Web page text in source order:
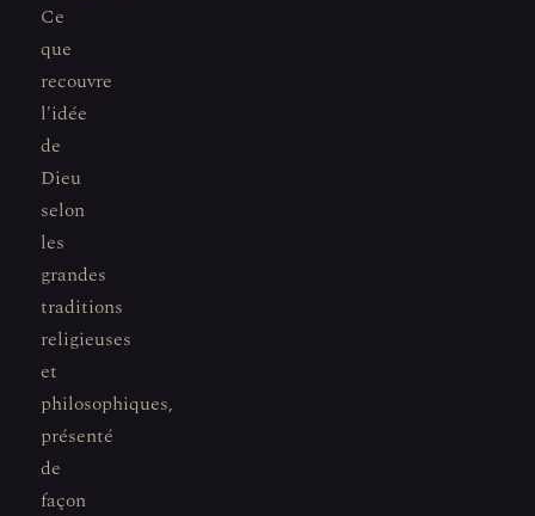
Ce
que
recouvre
l'idée
de
Dieu
selon
les
grandes
traditions
religieuses
et
philosophiques,
présenté
de
façon